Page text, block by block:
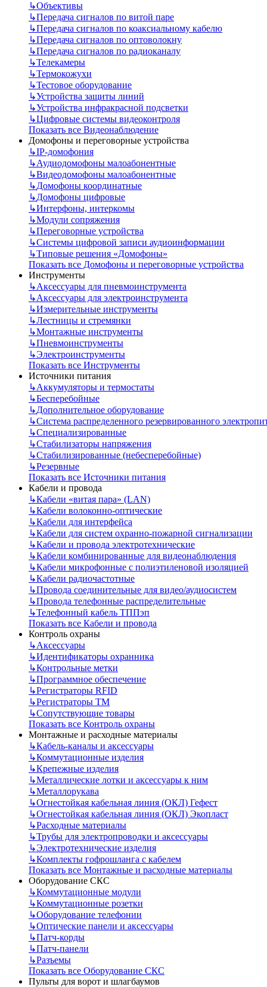
↳Объективы
↳Передача сигналов по витой паре
↳Передача сигналов по коаксиальному кабелю
↳Передача сигналов по оптоволокну
↳Передача сигналов по радиоканалу
↳Телекамеры
↳Термокожухи
↳Тестовое оборудование
↳Устройства защиты линий
↳Устройства инфракрасной подсветки
↳Цифровые системы видеоконтроля
Показать все Видеонаблюдение
Домофоны и переговорные устройства
↳IP-домофония
↳Аудиодомофоны малоабонентные
↳Видеодомофоны малоабонентные
↳Домофоны координатные
↳Домофоны цифровые
↳Интерфоны, интеркомы
↳Модули сопряжения
↳Переговорные устройства
↳Системы цифровой записи аудиоинформации
↳Типовые решения «Домофоны»
Показать все Домофоны и переговорные устройства
Инструменты
↳Аксессуары для пневмоинструмента
↳Аксессуары для электроинструмента
↳Измерительные инструменты
↳Лестницы и стремянки
↳Монтажные инструменты
↳Пневмоинструменты
↳Электроинструменты
Показать все Инструменты
Источники питания
↳Аккумуляторы и термостаты
↳Бесперебойные
↳Дополнительное оборудование
↳Система распределенного резервированного
↳Специализированные
↳Стабилизаторы напряжения
↳Стабилизированные (небесперебойные)
↳Резервные
Показать все Источники питания
Кабели и провода
↳Кабели «витая пара» (LAN)
↳Кабели волоконно-оптические
↳Кабели для интерфейса
↳Кабели для систем охранно-пожарной сигнализации
↳Кабели и провода электротехнические
↳Кабели комбинированные для видеонаблюдения
↳Кабели микрофонные с полиэтиленовой изоляцией
↳Кабели радиочастотные
↳Провода соединительные для видео/аудиосистем
↳Провода телефонные распределительные
↳Телефонный кабель ТППэп
Показать все Кабели и провода
Контроль охраны
↳Аксессуары
↳Идентификаторы охранника
↳Контрольные метки
↳Программное обеспечение
↳Регистраторы RFID
↳Регистраторы ТМ
↳Сопутствующие товары
Показать все Контроль охраны
Монтажные и расходные материалы
↳Кабель-каналы и аксессуары
↳Коммутационные изделия
↳Крепежные изделия
↳Металлические лотки и аксессуары к ним
↳Металлорукава
↳Огнестойкая кабельная линия (ОКЛ) Гефест
↳Огнестойкая кабельная линия (ОКЛ) Экопласт
↳Расходные материалы
↳Трубы для электропроводки и аксессуары
↳Электротехнические изделия
↳Комплекты гофрошланга с кабелем
Показать все Монтажные и расходные материалы
Оборудование СКС
↳Коммутационные модули
↳Коммутационные розетки
↳Оборудование телефонии
↳Оптические панели и аксессуары
↳Патч-корды
↳Патч-панели
↳Разъемы
Показать все Оборудование СКС
Пульты для ворот и шлагбаумов